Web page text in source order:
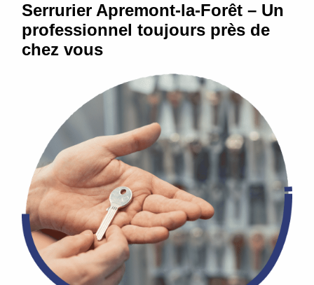
Serrurier Apremont-la-Forêt – Un
professionnel toujours près de
chez vous